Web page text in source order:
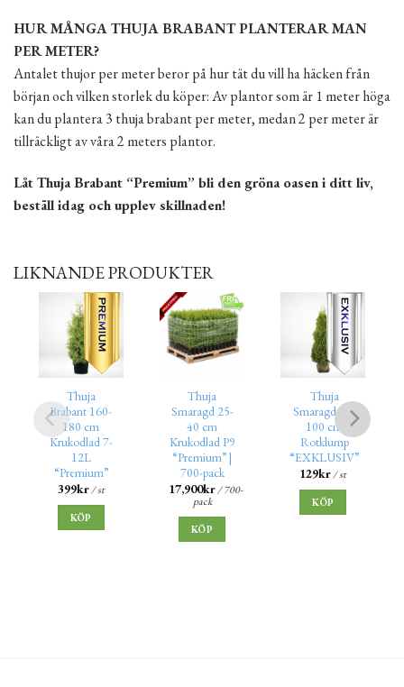
HUR MÅNGA THUJA BRABANT PLANTERAR MAN
PER METER?
Antalet thujor per meter beror på hur tät du vill ha häcken från
början och vilken storlek du köper: Av plantor som är 1 meter höga
kan du plantera 3 thuja brabant per meter, medan 2 per meter är
tillräckligt av våra 2 meters plantor.
Låt Thuja Brabant “Premium” bli den gröna oasen i ditt liv,
beställ idag och upplev skillnaden!
LIKNANDE PRODUKTER
Thuja
Brabant 160-
180 cm
Krukodlad 7-
12L
“Premium”
399kr/ st
KÖP
Thuja
Smaragd 25-
40 cm
Krukodlad P9
“Premium” |
700-pack
17,900kr/ 700-
pack
KÖP
Thuja
Smaragd 80-
100 cm
Rotklump
“EXKLUSIV”
129kr/ st
KÖP